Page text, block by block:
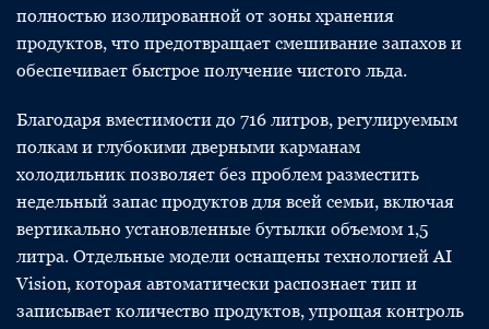
полностью изолированной от зоны хранения
продуктов, что предотвращает смешивание запахов и
обеспечивает быстрое получение чистого льда.
Благодаря вместимости до 716 литров, регулируемым
полкам и глубокими дверными карманам
холодильник позволяет без проблем разместить
недельный запас продуктов для всей семьи, включая
вертикально установленные бутылки объемом 1,5
литра. Отдельные модели оснащены технологией AI
Vision, которая автоматически распознает тип и
записывает количество продуктов, упрощая контроль